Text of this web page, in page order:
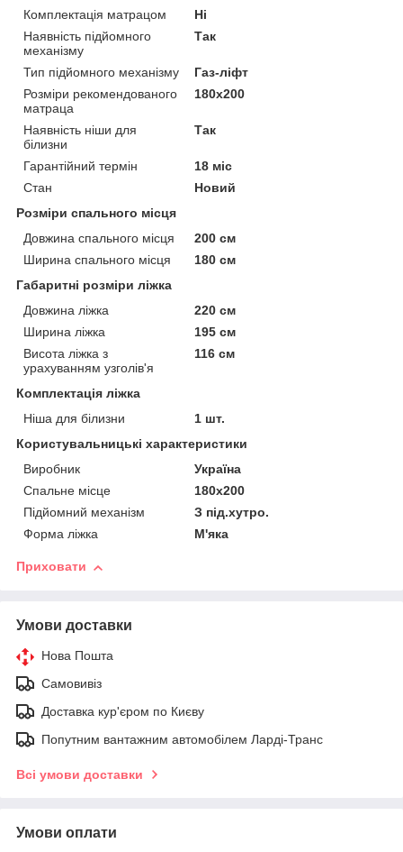
Комплектація матрацом
Ні
Наявність підйомного
механізму
Так
Тип підйомного механізму
Газ-ліфт
Розміри рекомендованого
матраца
180х200
Наявність ніши для
білизни
Так
Гарантійний термін
18 міс
Стан
Новий
Розміри спального місця
Довжина спального місця
200 см
Ширина спального місця
180 см
Габаритні розміри ліжка
Довжина ліжка
220 см
Ширина ліжка
195 см
Висота ліжка з
урахуванням узголів'я
116 см
Комплектація ліжка
Ніша для білизни
1 шт.
Користувальницькі характеристики
Виробник
Україна
Спальне місце
180x200
Підйомний механізм
З під.хутро.
Форма ліжка
М'яка
Приховати
Умови доставки
Нова Пошта
Самовивіз
Доставка кур'єром по Києву
Попутним вантажним автомобілем Ларді-Транс
Всі умови доставки
Умови оплати